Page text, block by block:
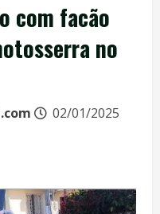
com facão
no
02/01/2025